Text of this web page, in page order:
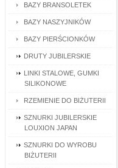
BAZY BRANSOLETEK
BAZY NASZYJNIKÓW
BAZY PIERŚCIONKÓW
DRUTY JUBILERSKIE
LINKI STALOWE, GUMKI
SILIKONOWE
RZEMIENIE DO BIŻUTERII
SZNURKI JUBILERSKIE
LOUXION JAPAN
SZNURKI DO WYROBU
BIŻUTERII